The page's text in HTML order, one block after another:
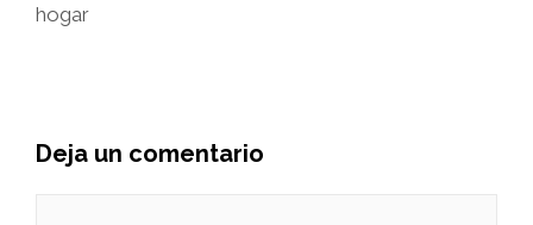
hogar
Deja un comentario